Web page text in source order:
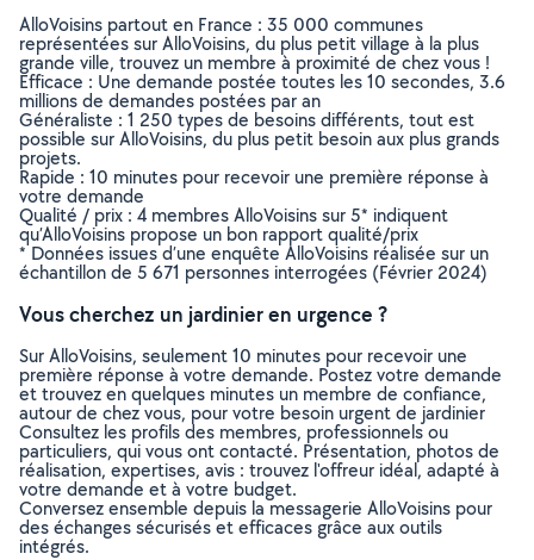
AlloVoisins partout en France : 35 000 communes
représentées sur AlloVoisins, du plus petit village à la plus
grande ville, trouvez un membre à proximité de chez vous !
Efficace : Une demande postée toutes les 10 secondes, 3.6
millions de demandes postées par an
Généraliste : 1 250 types de besoins différents, tout est
possible sur AlloVoisins, du plus petit besoin aux plus grands
projets.
Rapide : 10 minutes pour recevoir une première réponse à
votre demande
Qualité / prix : 4 membres AlloVoisins sur 5* indiquent
qu’AlloVoisins propose un bon rapport qualité/prix
* Données issues d’une enquête AlloVoisins réalisée sur un
échantillon de 5 671 personnes interrogées (Février 2024)
Vous cherchez un jardinier en urgence ?
Sur AlloVoisins, seulement 10 minutes pour recevoir une
première réponse à votre demande. Postez votre demande
et trouvez en quelques minutes un membre de confiance,
autour de chez vous, pour votre besoin urgent de jardinier
Consultez les profils des membres, professionnels ou
particuliers, qui vous ont contacté. Présentation, photos de
réalisation, expertises, avis : trouvez l'offreur idéal, adapté à
votre demande et à votre budget.
Conversez ensemble depuis la messagerie AlloVoisins pour
des échanges sécurisés et efficaces grâce aux outils
intégrés.